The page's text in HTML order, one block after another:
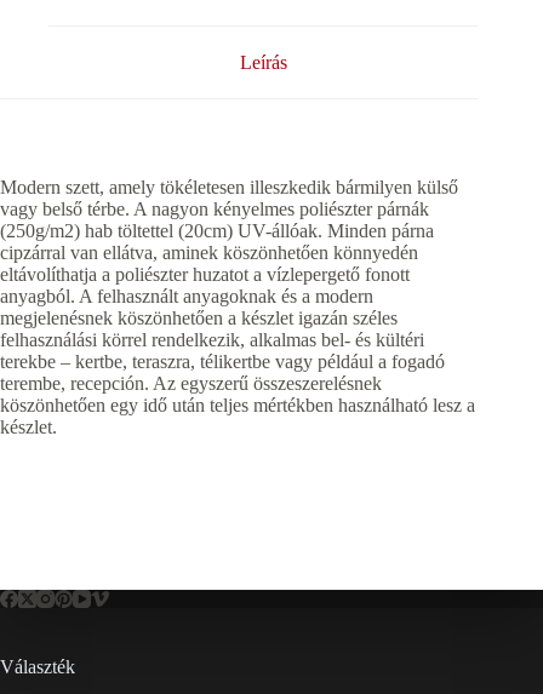
Leírás
Modern szett, amely tökéletesen illeszkedik bármilyen külső
vagy belső térbe. A nagyon kényelmes poliészter párnák
(250g/m2) hab töltettel (20cm) UV-állóak. Minden párna
cipzárral van ellátva, aminek köszönhetően könnyedén
eltávolíthatja a poliészter huzatot a vízlepergető fonott
anyagból. A felhasznált anyagoknak és a modern
megjelenésnek köszönhetően a készlet igazán széles
felhasználási körrel rendelkezik, alkalmas bel- és kültéri
terekbe – kertbe, teraszra, télikertbe vagy például a fogadó
terembe, recepción. Az egyszerű összeszerelésnek
köszönhetően egy idő után teljes mértékben használható lesz a
készlet.
Választék